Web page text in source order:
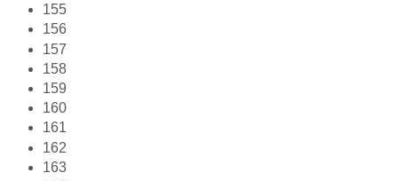
155
156
157
158
159
160
161
162
163